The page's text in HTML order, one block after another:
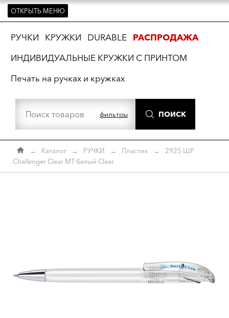
ОТКРЫТЬ МЕНЮ
РУЧКИ КРУЖКИ DURABLE
РАСПРОДАЖА
ИНДИВИДУАЛЬНЫЕ КРУЖКИ С ПРИНТОМ
Печать на ручках и кружках
фильтры ПОИСК
→ Каталог → РУЧКИ → Пластик →
2925 ШР
Challenger Clear MT белый Clear